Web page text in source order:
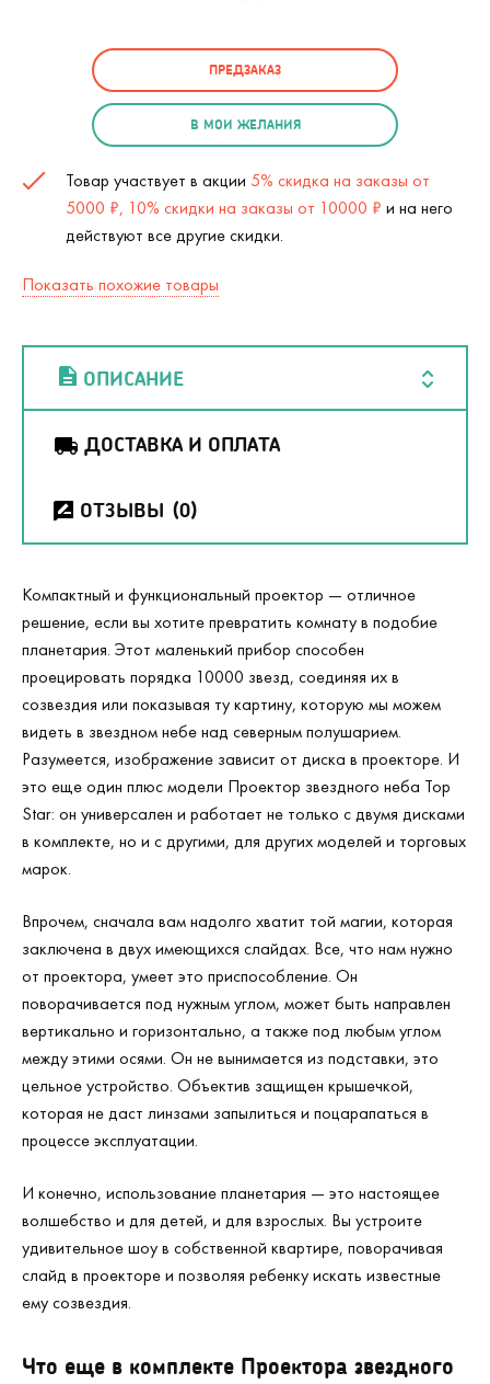
ПРЕДЗАКАЗ
В МОИ ЖЕЛАНИЯ
Товар участвует в акции 5% скидка на заказы от
5000 ₽, 10% скидки на заказы от 10000 ₽ и на него
действуют все другие скидки.
Показать похожие товары
ОПИСАНИЕ
ДОСТАВКА И ОПЛАТА
ОТЗЫВЫ (0)
Компактный и функциональный проектор — отличное
решение, если вы хотите превратить комнату в подобие
планетария. Этот маленький прибор способен
проецировать порядка 10000 звезд, соединяя их в
созвездия или показывая ту картину, которую мы можем
видеть в звездном небе над северным полушарием.
Разумеется, изображение зависит от диска в проекторе. И
это еще один плюс модели Проектор звездного неба Top
Star: он универсален и работает не только с двумя дисками
в комплекте, но и с другими, для других моделей и торговых
марок.
Впрочем, сначала вам надолго хватит той магии, которая
заключена в двух имеющихся слайдах. Все, что нам нужно
от проектора, умеет это приспособление. Он
поворачивается под нужным углом, может быть направлен
вертикально и горизонтально, а также под любым углом
между этими осями. Он не вынимается из подставки, это
цельное устройство. Объектив защищен крышечкой,
которая не даст линзами запылиться и поцарапаться в
процессе эксплуатации.
И конечно, использование планетария — это настоящее
волшебство и для детей, и для взрослых. Вы устроите
удивительное шоу в собственной квартире, поворачивая
слайд в проекторе и позволяя ребенку искать известные
ему созвездия.
Что еще в комплекте Проектора звездного